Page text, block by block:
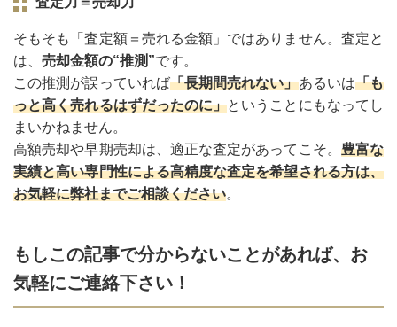
そもそも「査定額＝売れる金額」ではありません。査定と
は、売却金額の“推測”です。
この推測が誤っていれば「長期間売れない」あるいは「も
っと高く売れるはずだったのに」ということにもなってし
まいかねません。
高額売却や早期売却は、適正な査定があってこそ。 豊富な
実績と高い専門性による高精度な査定を希望される方は、
お気軽に弊社までご相談ください。
もしこの記事で分からないことがあれば、お
気軽にご連絡下さい！